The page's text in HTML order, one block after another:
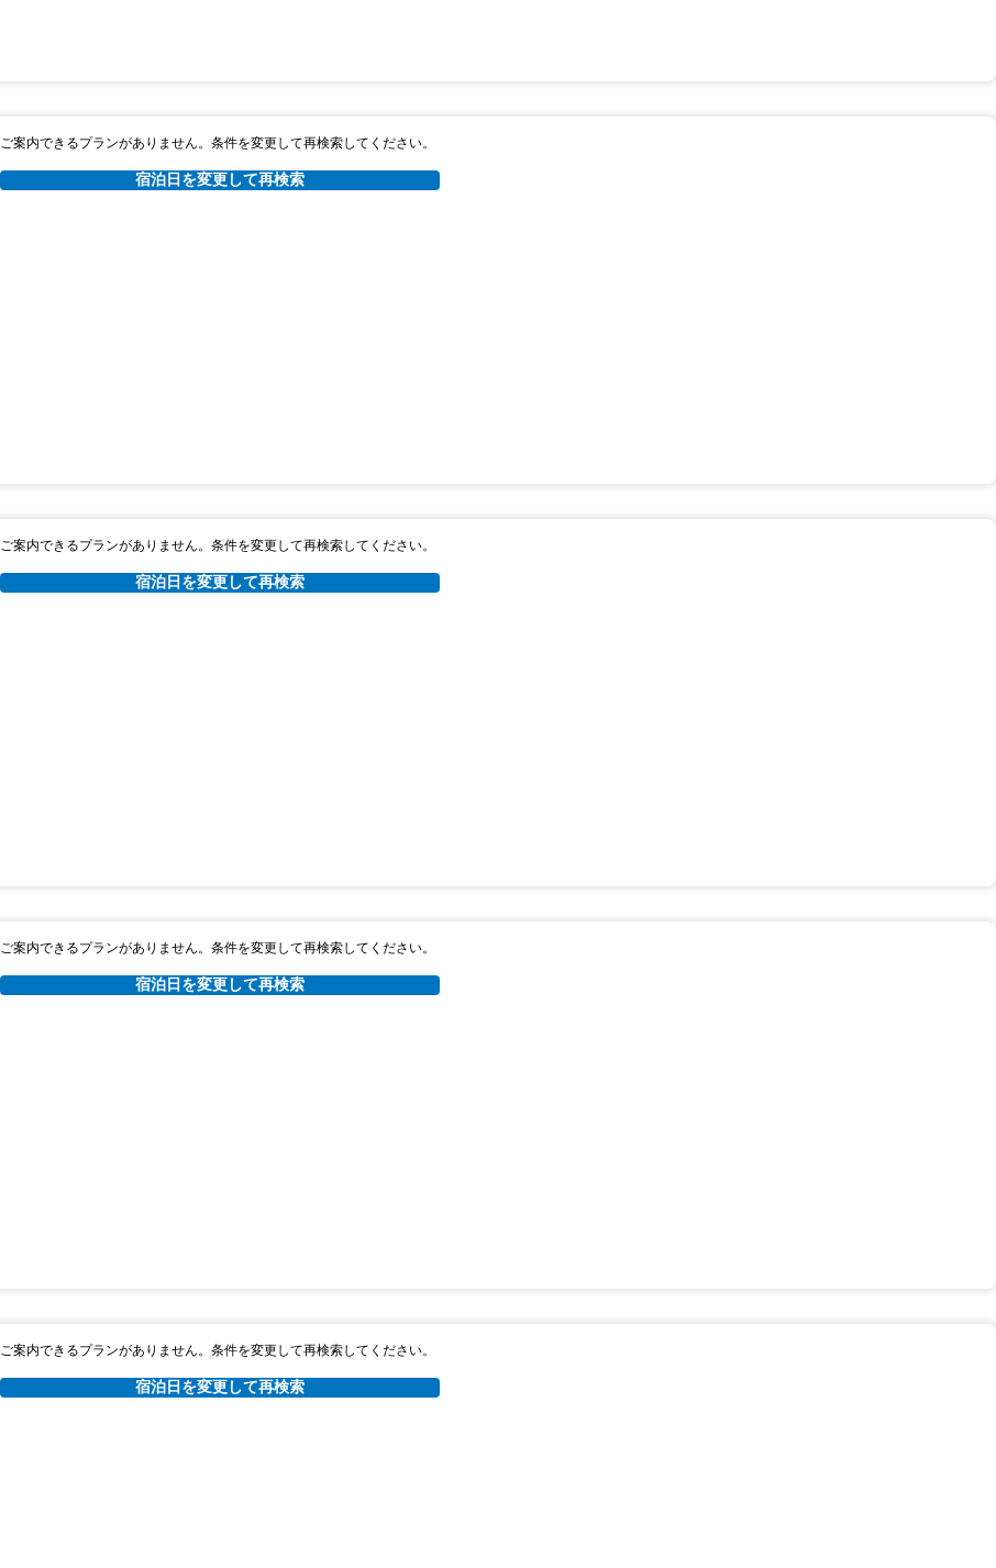
ご案内できるプランがありません。条件を変更して再検索してください。
宿泊日を変更して再検索
ご案内できるプランがありません。条件を変更して再検索してください。
宿泊日を変更して再検索
ご案内できるプランがありません。条件を変更して再検索してください。
宿泊日を変更して再検索
ご案内できるプランがありません。条件を変更して再検索してください。
宿泊日を変更して再検索